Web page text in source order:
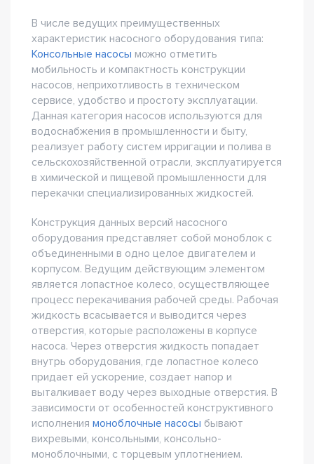
В числе ведущих преимущественных
характеристик насосного оборудования типа:
Консольные насосы можно отметить
мобильность и компактность конструкции
насосов, неприхотливость в техническом
сервисе, удобство и простоту эксплуатации.
Данная категория насосов используются для
водоснабжения в промышленности и быту,
реализует работу систем ирригации и полива в
сельскохозяйственной отрасли, эксплуатируется
в химической и пищевой промышленности для
перекачки специализированных жидкостей.
Конструкция данных версий насосного
оборудования представляет собой моноблок с
объединенными в одно целое двигателем и
корпусом. Ведущим действующим элементом
является лопастное колесо, осуществляющее
процесс перекачивания рабочей среды. Рабочая
жидкость всасывается и выводится через
отверстия, которые расположены в корпусе
насоса. Через отверстия жидкость попадает
внутрь оборудования, где лопастное колесо
придает ей ускорение, создает напор и
выталкивает воду через выходные отверстия. В
зависимости от особенностей конструктивного
исполнения моноблочные насосы бывают
вихревыми, консольными, консольно-
моноблочными, с торцевым уплотнением.